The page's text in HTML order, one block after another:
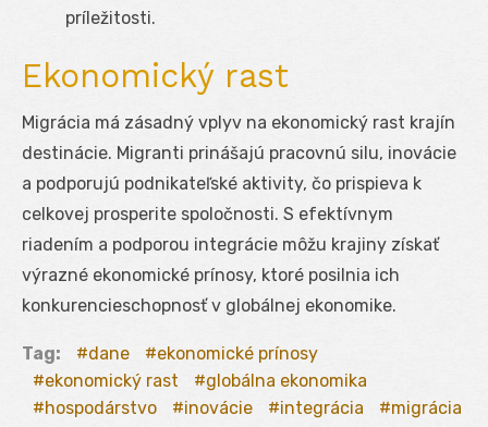
príležitosti.
Ekonomický rast
Migrácia má zásadný vplyv na ekonomický rast krajín
destinácie. Migranti prinášajú pracovnú silu, inovácie
a podporujú podnikateľské aktivity, čo prispieva k
celkovej prosperite spoločnosti. S efektívnym
riadením a podporou integrácie môžu krajiny získať
výrazné ekonomické prínosy, ktoré posilnia ich
konkurencieschopnosť v globálnej ekonomike.
Tag: dane
ekonomické prínosy
ekonomický rast
globálna ekonomika
hospodárstvo
inovácie integrácia
migrácia